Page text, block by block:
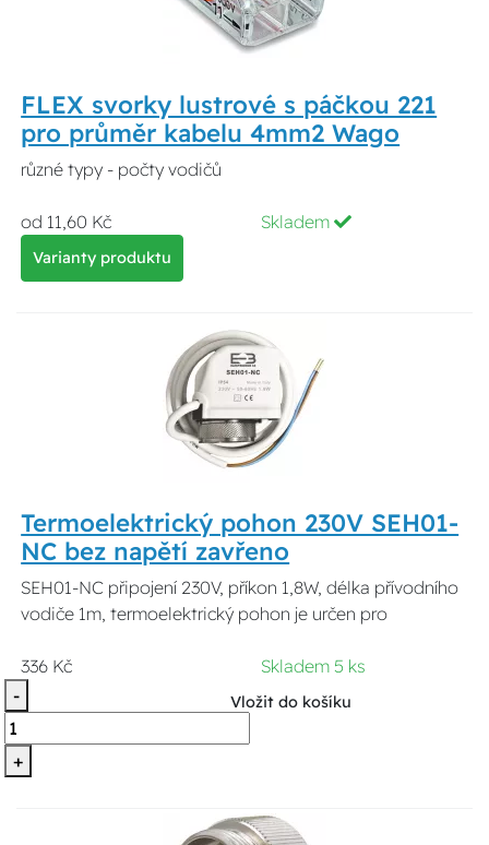
FLEX svorky lustrové s páčkou 221
pro průměr kabelu 4mm2 Wago
různé typy - počty vodičů
od 11,60 Kč Skladem
Varianty produktu
Termoelektrický pohon 230V SEH01-
NC bez napětí zavřeno
SEH01-NC připojení 230V, příkon 1,8W, délka přívodního
vodiče 1m, termoelektrický pohon je určen pro
336 Kč
Skladem 5 ks
-
+
Vložit do košíku